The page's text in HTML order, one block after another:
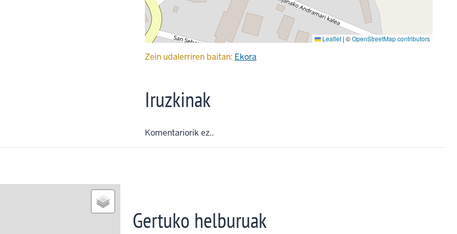
Leaflet | ©OpenStreetMap contributors
Zein udalerriren baitan: Ekora
Iruzkinak
Komentariorik ez..
Gertuko helburuak